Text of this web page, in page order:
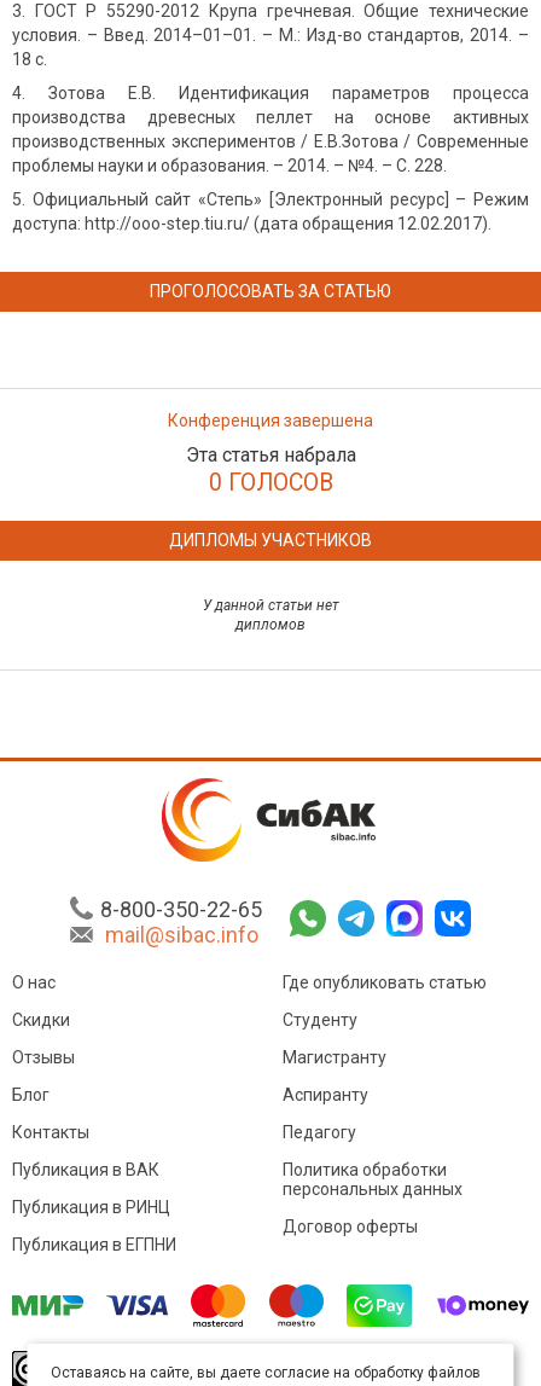
ГОСТ Р 55290-2012 Крупа гречневая. Общие технические
условия. – Введ. 2014–01–01. – М.: Изд-во стандартов, 2014. –
18 с.
Зотова Е.В. Идентификация параметров процесса
производства древесных пеллет на основе активных
производственных экспериментов / Е.В.Зотова / Современные
проблемы науки и образования. – 2014. – №4. – С. 228.
Официальный сайт «Степь» [Электронный ресурс] – Режим
доступа: http://ooo-step.tiu.ru/ (дата обращения 12.02.2017).
ПРОГОЛОСОВАТЬ ЗА СТАТЬЮ
Конференция завершена
Эта статья набрала
0 ГОЛОСОВ
ДИПЛОМЫ УЧАСТНИКОВ
У данной статьи нет
дипломов
8-800-350-22-65
mail@sibac.info
О нас
Скидки
Отзывы
Блог
Контакты
Где опубликовать статью
Студенту
Магистранту
Аспиранту
Педагогу
Публикация в ВАК
Публикация в РИНЦ
Публикация в ЕГПНИ
Политика обработки
персональных данных
Договор оферты
произведение доступно полицензии Creative
Оставаясь на сайте, вы даете согласие на обработку файлов